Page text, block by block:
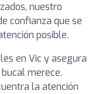
nuestro
confianza que se
posible.
en Vic y asegura
merece.
la atención